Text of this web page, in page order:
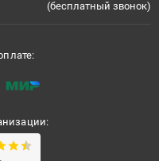
(бесплатный звонок)